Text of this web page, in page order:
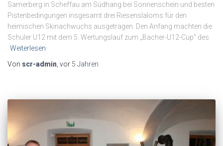
Samerberg in Scheffau am Südhang bei Sonnenschein und besten
Pistenbedingungen insgesamt drei Riesenslaloms für den
heimischen Skinachwuchs ausgetragen. Den Anfang machten die
Schüler U12 mit dem 5. Wertungslauf zum „Bacher-U12-Cup“ des
Weiterlesen
Von scr-admin, vor 5 Jahren